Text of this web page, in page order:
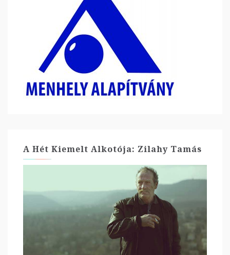
A Hét Kiemelt Alkotója: Zilahy Tamás